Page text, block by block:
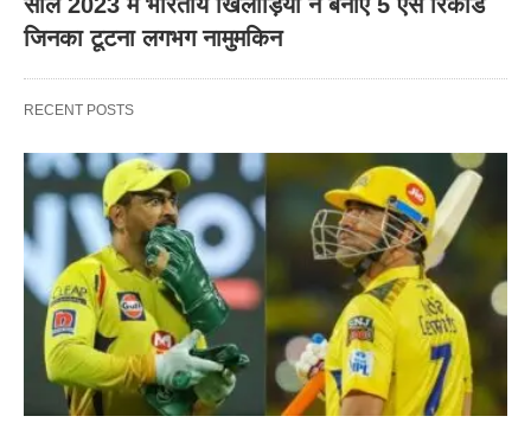
जिनका टूटना लगभग नामुमकिन
RECENT POSTS